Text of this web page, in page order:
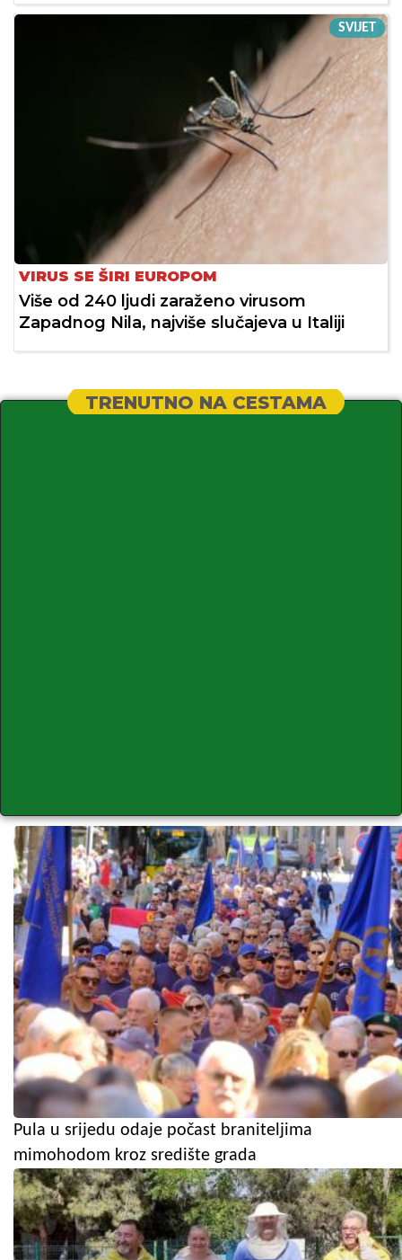
SVIJET
VIRUS SE ŠIRI EUROPOM
Više od 240 ljudi zaraženo virusom
Zapadnog Nila, najviše slučajeva u Italiji
TRENUTNO NA CESTAMA
Pula u srijedu odaje počast braniteljima
mimohodom kroz središte grada